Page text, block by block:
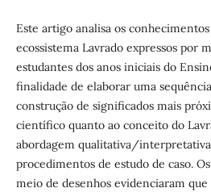
Este artigo analisa os
ecossistema Lavrado expressos por
estudantes dos anos iniciais do
finalidade de elaborar uma
construção de significados mais
científico quanto ao conceito do
abordagem qualitativa/
procedimentos de estudo de caso.
meio de desenhos evidenciaram que